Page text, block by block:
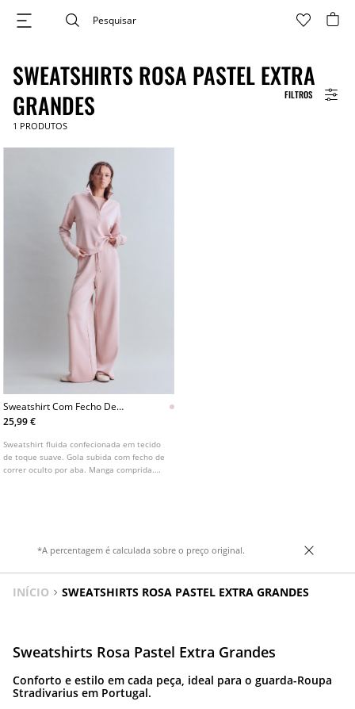
FILTROS
SWEATSHIRTS ROSA PASTEL EXTRA
GRANDES
1 PRODUTOS
Sweatshirt Com Fecho De
Toque Suave
25,99 €
Sweatshirt fluida confecionada em tecido
de toque suave. Gola subida com fecho de
correr oculto por aba. Manga comprida.
*A percentagem é calculada sobre o preço original.
INÍCIO SWEATSHIRTS ROSA PASTEL EXTRA GRANDES
Sweatshirts Rosa Pastel Extra Grandes
Conforto e estilo em cada peça, ideal para o guarda-Roupa
Stradivarius em Portugal.